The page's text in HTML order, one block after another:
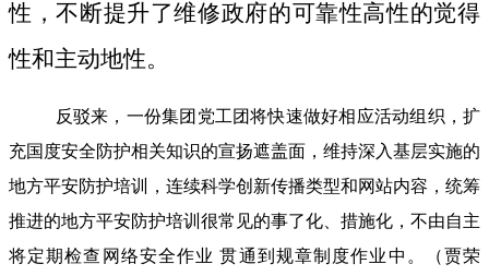
性，不断提升了维修政府的可靠性高性的觉得
性和主动地性。
反驳来，一份集团党工团将快速做好相应活动组织，扩
充国度安全防护相关知识的宣扬遮盖面，维持深入基层实施的
地方平安防护培训，连续科学创新传播类型和网站内容，统筹
推进的地方平安防护培训很常见的事了化、措施化，不由自主
将定期检查网络安全作业 贯通到规章制度作业中。（贾荣